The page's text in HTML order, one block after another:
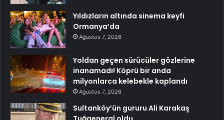
Yıldızların altında sinema keyfi
Ormanya’da
Ağustos 7, 2026
Yoldan geçen sürücüler gözlerine
inanamadı! Köprü bir anda
milyonlarca kelebekle kaplandı
Ağustos 7, 2026
Sultanköy’ün gururu Ali Karakaş